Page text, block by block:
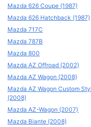
Mazda 626 Coupe (1987)
Mazda 626 Hatchback (1987)
Mazda 717C
Mazda 787B
Mazda 800
Mazda AZ Offroad (2002)
Mazda AZ Wagon (2008)
Mazda AZ Wagon Custom
(2008)
Mazda AZ-Wagon (2007)
Mazda Biante (2008)